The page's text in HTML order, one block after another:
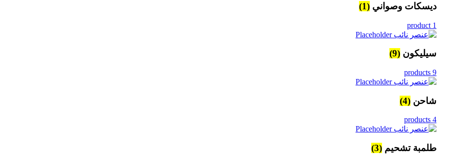
ديسكات وصواني (1)
1 product
سيليكون (9)
9 products
شاحن (4)
4 products
طلمبة تشحيم (3)